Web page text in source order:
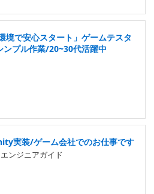
境で安心スタート」ゲームテスタ
プル作業/20~30代活躍中
実装/ゲーム会社でのお仕事です
ンジニアガイド